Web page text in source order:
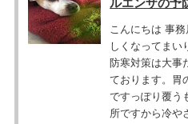
こんにちは 事
しくなってまい
防寒対策は大事
ております。胃
ですっぽり覆う
所ですから冷や